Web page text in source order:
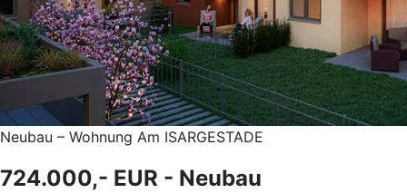
Neubau – Wohnung Am ISARGESTADE
724.000,- EUR - Neubau